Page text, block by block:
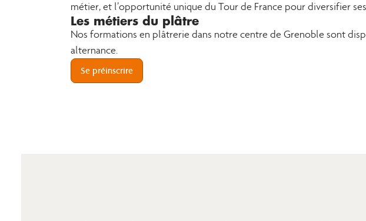
métier, et l’opportunité unique du Tour de France pour diversifier
Les métiers du plâtre
Nos formations en plâtrerie dans notre centre de Grenoble sont
alternance.
Se préinscrire